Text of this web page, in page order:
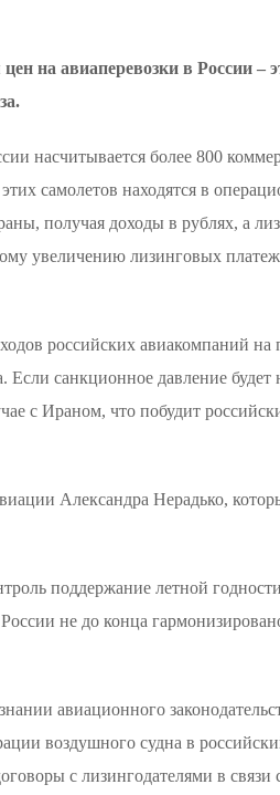
на авиаперевозки в России
насчитывается более 800
самолетов находятся в
получая доходы в рублях, а
увеличению лизинговых
российских авиакомпаний
Если санкционное давление
с Ираном, что побудит
Александра Нерадько,
поддержание летной
не до конца
авиационного
воздушного судна в
с лизингодателями в